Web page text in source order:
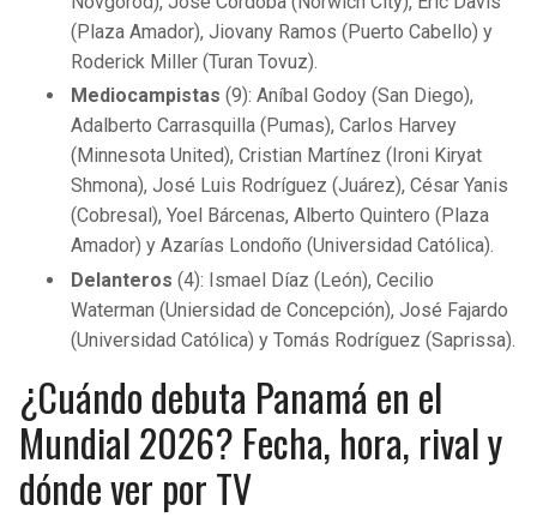
(Plaza Amador), Jiovany Ramos (Puerto Cabello) y
Roderick Miller (Turan Tovuz).
Mediocampistas(9): Aníbal Godoy (San Diego),
Adalberto Carrasquilla (Pumas), Carlos Harvey
(Minnesota United), Cristian Martínez (Ironi Kiryat
Shmona), José Luis Rodríguez (Juárez), César Yanis
(Cobresal), Yoel Bárcenas, Alberto Quintero (Plaza
Amador) y Azarías Londoño (Universidad Católica).
Delanteros(4): Ismael Díaz (León), Cecilio
Waterman (Uniersidad de Concepción), José Fajardo
(Universidad Católica) y Tomás Rodríguez (Saprissa).
¿Cuándo debuta Panamá en el
Mundial 2026? Fecha, hora, rival y
dónde ver por TV